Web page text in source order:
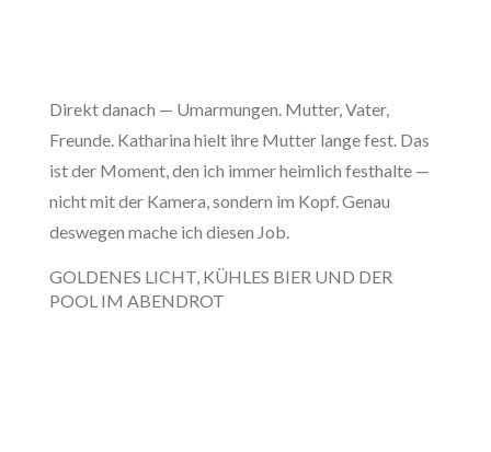
Direkt danach — Umarmungen. Mutter, Vater,
Freunde. Katharina hielt ihre Mutter lange fest. Das
ist der Moment, den ich immer heimlich festhalte —
nicht mit der Kamera, sondern im Kopf. Genau
deswegen mache ich diesen Job.
GOLDENES LICHT, KÜHLES BIER UND DER
POOL IM ABENDROT